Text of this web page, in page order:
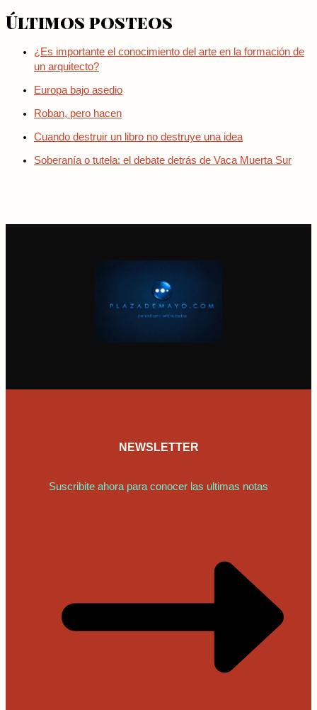
Últimos posteos
¿Es importante el conocimiento del arte en la formación de
un arquitecto?
Europa bajo asedio
Roban, pero hacen
Cuando destruir un libro no destruye una idea
Soberanía o tutela: el debate detrás de Vaca Muerta Sur
NEWSLETTER
Suscribite ahora para conocer las ultimas notas